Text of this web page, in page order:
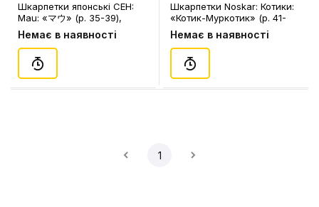
Шкарпетки японські CEH:
Mau: «マウ» (р. 35-39),
(91598)
Немає в наявності
Шкарпетки Noskar: Котики:
«Котик-Муркотик» (р. 41-
45), (91430)
Немає в наявності
1